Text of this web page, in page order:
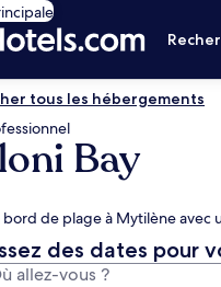
tous les hébergements
Bay
bord de plage à Mytilène avec
des dates pour
allez-vous ?